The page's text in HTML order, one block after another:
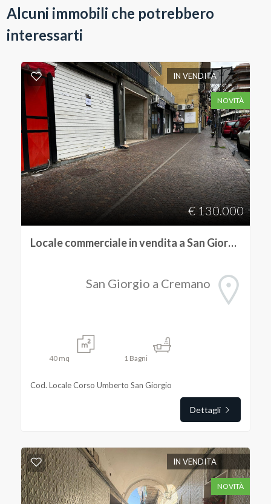
Alcuni immobili che potrebbero
interessarti
IN VENDITA
NOVITÀ
€ 130.000
Locale commerciale in vendita a San Giorgio a Cremano
San Giorgio a Cremano
40 mq 1Bagni
Cod. Locale Corso Umberto San Giorgio
Dettagli
IN VENDITA
NOVITÀ